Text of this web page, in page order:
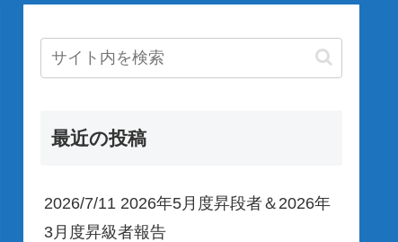
最近の投稿
2026/7/11 2026年5月度昇段者＆2026年
3月度昇級者報告